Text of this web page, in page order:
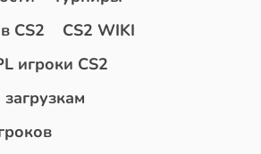
CS2
CS2 WIKI
игроки CS2